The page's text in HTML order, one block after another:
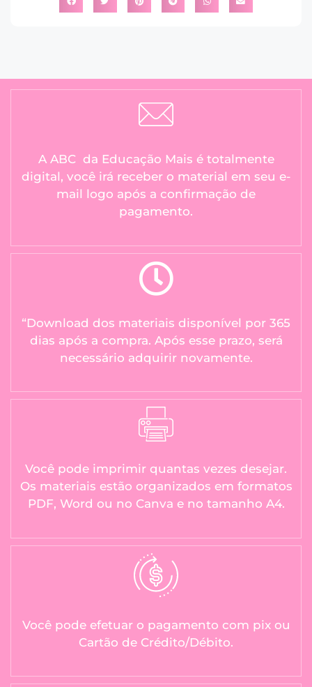
A ABC da Educação Mais é totalmente
digital, você irá receber o material em seu e-
mail logo após a confirmação de
pagamento.
“Download dos materiais disponível por 365
dias após a compra. Após esse prazo, será
necessário adquirir novamente.
Você pode imprimir quantas vezes desejar.
Os materiais estão organizados em formatos
PDF, Word ou no Canva e no tamanho A4.
Você pode efetuar o pagamento com pix ou
Cartão de Crédito/Débito.